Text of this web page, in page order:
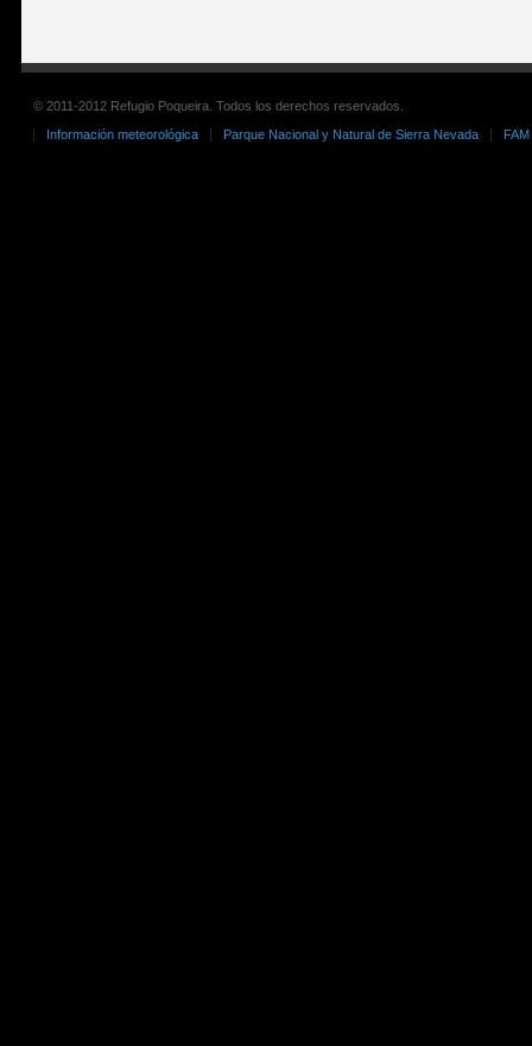
© 2011-2012 Refugio Poqueira. Todos los derechos reservados.
Información meteorológica
Parque Nacional y Natural de Sierra Nevada FAM